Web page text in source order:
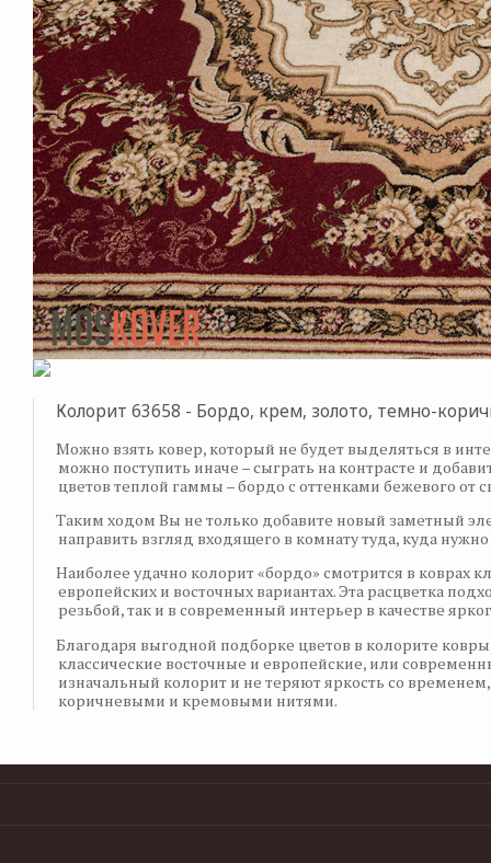
Колорит 63658 - Бордо, крем, золото, темно-
Можно взять ковер, который не будет выделяться в
можно поступить иначе – сыграть на контрасте и
цветов теплой гаммы – бордо с оттенками бежевого от
Таким ходом Вы не только добавите новый заметный
направить взгляд входящего в комнату туда, куда
Наиболее удачно колорит «бордо» смотрится в коврах
европейских и восточных вариантах. Эта расцветка
резьбой, так и в современный интерьер в качестве
Благодаря выгодной подборке цветов в колорите
классические восточные и европейские, или
изначальный колорит и не теряют яркость со
коричневыми и кремовыми нитями.